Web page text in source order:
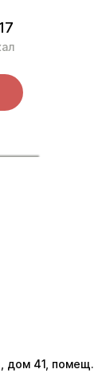
дом 41, помещ.